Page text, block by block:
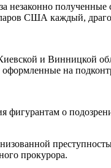
США каждый,
и Винницкой
на
фигурантам о
прокурора.